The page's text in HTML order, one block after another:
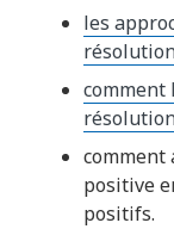
les
comment
comment
positive
positifs.